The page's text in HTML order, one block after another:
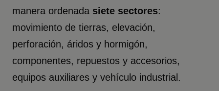
manera ordenada siete sectores:
movimiento de tierras, elevación,
perforación, áridos y hormigón,
componentes, repuestos y accesorios,
equipos auxiliares y vehículo industrial.